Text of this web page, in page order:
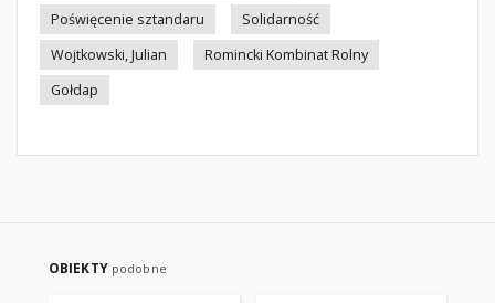
Poświęcenie sztandaru
Solidarność
Wojtkowski, Julian
Romincki Kombinat Rolny
Gołdap
OBIEKTY podobne